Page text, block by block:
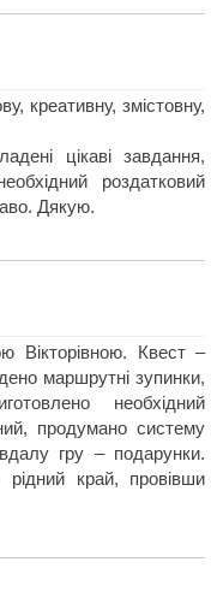
креативну, змістовну,
цікаві завдання,
роздатковий
Дякую.
Вікторівною. Квест –
маршрутні зупинки,
необхідний
продумано систему
гру – подарунки.
край, провівши